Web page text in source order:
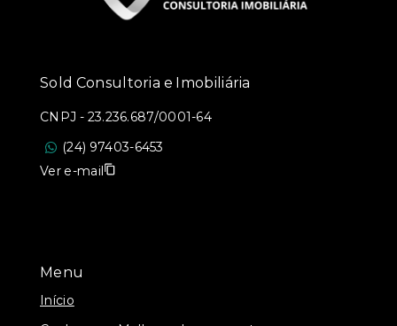
Menu
Início
Sold Consultoria e Imobiliária
CNPJ - 23.236.687/0001-64
(24) 97403-6453
Ver e-mail